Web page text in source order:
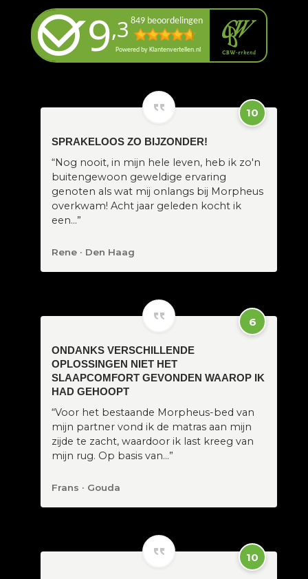
10
SPRAKELOOS ZO BIJZONDER!
“Nog nooit, in mijn hele leven, heb ik zo'n
buitengewoon geweldige ervaring
genoten als wat mij onlangs bij Morpheus
overkwam! Acht jaar geleden kocht ik
een…”
Rene · Den Haag
6
ONDANKS VERSCHILLENDE
OPLOSSINGEN NIET HET
SLAAPCOMFORT GEVONDEN WAAROP IK
HAD GEHOOPT
“Voor het bestaande Morpheus-bed van
mijn partner vond ik de matras aan mijn
zijde te zacht, waardoor ik last kreeg van
mijn rug. Op basis van…”
Frans · Gouda
10